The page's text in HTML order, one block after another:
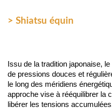
> Shiatsu équin
Issu de la tradition japonaise,
de pressions douces et
le long des méridiens
approche vise à rééquilibrer la
libérer les tensions